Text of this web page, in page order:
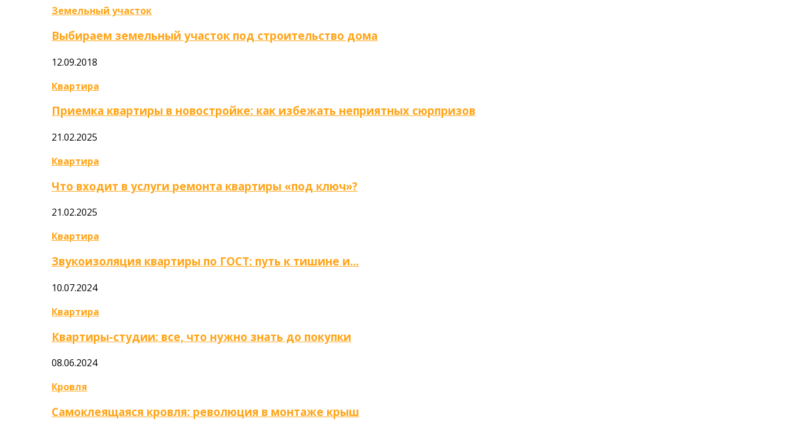
Земельный участок
Выбираем земельный участок под строительство дома
12.09.2018
Квартира
Приемка квартиры в новостройке: как избежать неприятных сюрпризов
21.02.2025
Квартира
Что входит в услуги ремонта квартиры «под ключ»?
21.02.2025
Квартира
Звукоизоляция квартиры по ГОСТ: путь к тишине и…
10.07.2024
Квартира
Квартиры-студии: все, что нужно знать до покупки
08.06.2024
Кровля
Самоклеящаяся кровля: революция в монтаже крыш